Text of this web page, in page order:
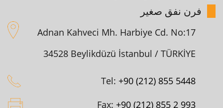
فرن نفق صغير
Adnan Kahveci Mh. Harbiye Cd. No:17
34528 Beylikdüzü İstanbul / TÜRKİYE
Tel: +90 (212) 855 5448
Fax: +90 (212) 855 2 993